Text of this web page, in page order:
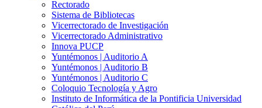
Rectorado
Sistema de Bibliotecas
Vicerrectorado de Investigación
Vicerrectorado Administrativo
Innova PUCP
Yuntémonos | Auditorio A
Yuntémonos | Auditorio B
Yuntémonos | Auditorio C
Coloquio Tecnología y Agro
Instituto de Informática de la Pontificia Universidad